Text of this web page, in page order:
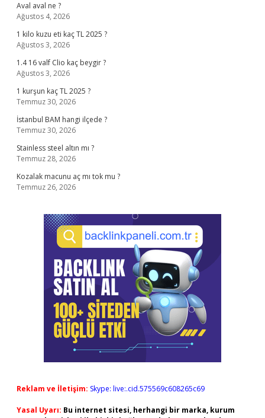
Aval aval ne ?
Ağustos 4, 2026
1 kilo kuzu eti kaç TL 2025 ?
Ağustos 3, 2026
1.4 16 valf Clio kaç beygir ?
Ağustos 3, 2026
1 kurşun kaç TL 2025 ?
Temmuz 30, 2026
İstanbul BAM hangi ilçede ?
Temmuz 30, 2026
Stainless steel altın mı ?
Temmuz 28, 2026
Kozalak macunu aç mı tok mu ?
Temmuz 26, 2026
Reklam ve İletişim: Skype: live:.cid.575569c608265c69
Yasal Uyarı: Bu internet sitesi, herhangi bir marka, kurum